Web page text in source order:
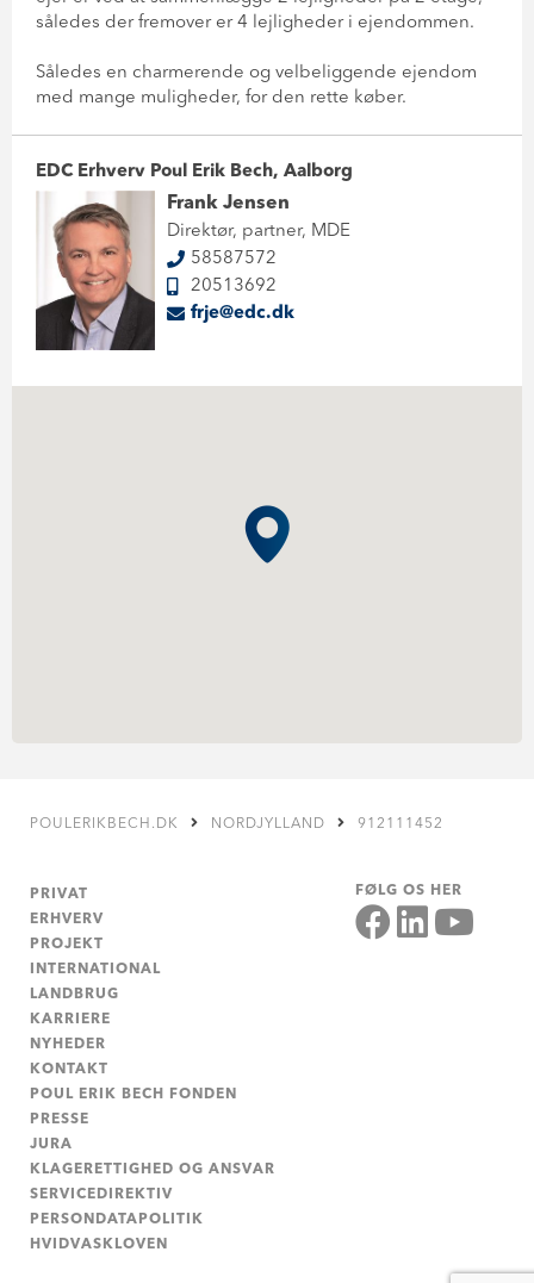
således der fremover er 4 lejligheder i ejendommen.
Således en charmerende og velbeliggende ejendom
med mange muligheder, for den rette køber.
EDC Erhverv Poul Erik Bech, Aalborg
Frank Jensen
Direktør, partner, MDE
58587572
20513692
frje@edc.dk
POULERIKBECH.DK NORDJYLLAND 912111452
PRIVAT
ERHVERV
PROJEKT
INTERNATIONAL
LANDBRUG
KARRIERE
NYHEDER
KONTAKT
POUL ERIK BECH FONDEN
PRESSE
JURA
KLAGERETTIGHED OG ANSVAR
SERVICEDIREKTIV
PERSONDATAPOLITIK
HVIDVASKLOVEN
FØLG OS HER